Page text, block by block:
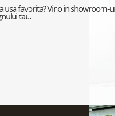
usa favorita? Vino in showroom-
tau.